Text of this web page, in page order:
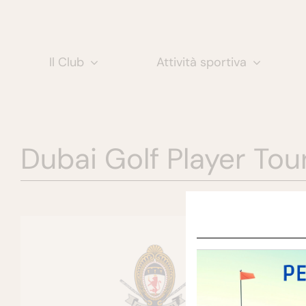
contenuto
Il Club Attività sportiva
Dubai Golf Player